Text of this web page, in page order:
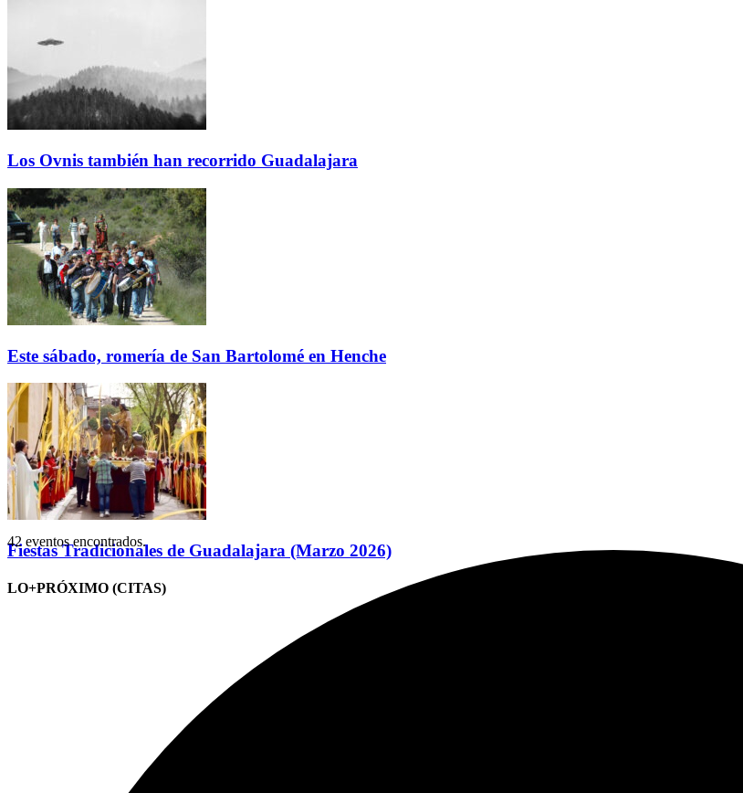
Los Ovnis también han recorrido Guadalajara
Este sábado, romería de San Bartolomé en Henche
Fiestas Tradicionales de Guadalajara (Marzo 2026)
LO+PRÓXIMO (CITAS)
42 eventos encontrados.